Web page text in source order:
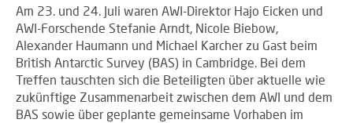
Am 23. und 24. Juli waren AWI-Direktor Hajo Eicken und
AWI-Forschende Stefanie Arndt, Nicole Biebow,
Alexander Haumann und Michael Karcher zu Gast beim
British Antarctic Survey (BAS) in Cambridge. Bei dem
Treffen tauschten sich die Beteiligten über aktuelle wie
zukünftige Zusammenarbeit zwischen dem AWI und dem
BAS sowie über geplante gemeinsame Vorhaben im